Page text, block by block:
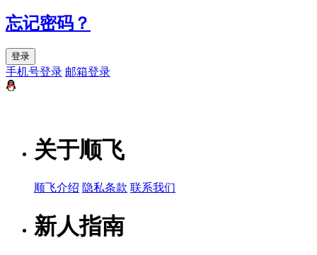
忘记密码？
登录
手机号登录 邮箱登录
关于顺飞
顺飞介绍 隐私条款 联系我们
新人指南